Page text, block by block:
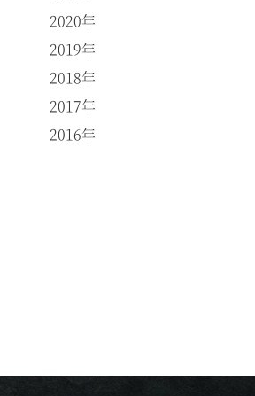
2020年
2019年
2018年
2017年
2016年